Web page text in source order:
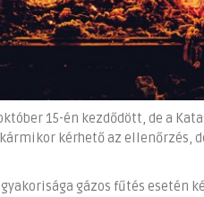
15-én kezdődött, de a
kérhető az ellenőrzés,
gázos fűtés esetén